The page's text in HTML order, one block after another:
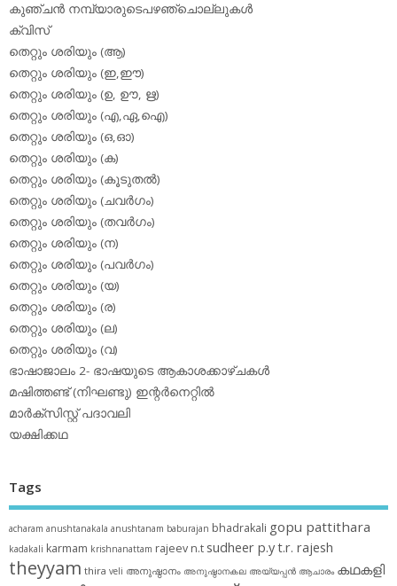
കുഞ്ചന്‍ നമ്പ്യാരുടെപഴഞ്ചൊല്ലുകള്‍
ക്വിസ്
തെറ്റും ശരിയും (ആ)
തെറ്റും ശരിയും (ഇ,ഈ)
തെറ്റും ശരിയും (ഉ, ഊ, ഋ)
തെറ്റും ശരിയും (എ,ഏ,ഐ)
തെറ്റും ശരിയും (ഒ,ഓ)
തെറ്റും ശരിയും (ക)
തെറ്റും ശരിയും (കൂടുതല്‍)
തെറ്റും ശരിയും (ചവര്‍ഗം)
തെറ്റും ശരിയും (തവര്‍ഗം)
തെറ്റും ശരിയും (ന)
തെറ്റും ശരിയും (പവര്‍ഗം)
തെറ്റും ശരിയും (യ)
തെറ്റും ശരിയും (ര)
തെറ്റും ശരിയും (ല)
തെറ്റും ശരിയും (വ)
ഭാഷാജാലം 2- ഭാഷയുടെ ആകാശക്കാഴ്ചകള്‍
മഷിത്തണ്ട് (നിഘണ്ടു) ഇന്റര്‍നെറ്റില്‍
മാര്‍ക്‌സിസ്റ്റ് പദാവലി
യക്ഷിക്കഥ
Tags
acharam anushtanakala anushtanam baburajan bhadrakali gopu pattithara
kadakali karmam krishnanattam rajeev n.t sudheer p.yt.r. rajesh
theyyam thira veli അനുഷ്ഠാനം അനുഷ്ഠാനകല അയ്യപ്പന്‍ ആചാരം കഥകളി